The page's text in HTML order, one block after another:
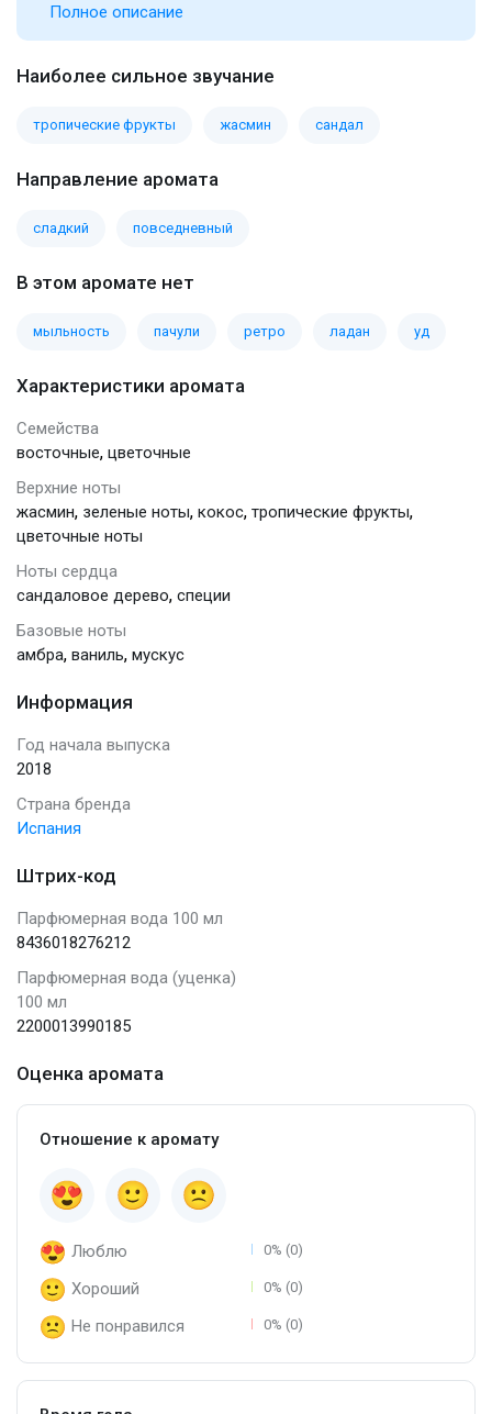
Полное описание
Наиболее сильное звучание
тропические фрукты жасмин сандал
Направление аромата
сладкий повседневный
В этом аромате нет
мыльность пачули ретро ладан уд
Характеристики аромата
Семейства
восточные, цветочные
Верхние ноты
жасмин, зеленые ноты, кокос, тропические фрукты,
цветочные ноты
Ноты сердца
сандаловое дерево, специи
Базовые ноты
амбра, ваниль, мускус
Информация
Год начала выпуска
2018
Страна бренда
Испания
Штрих-код
Парфюмерная вода 100 мл
8436018276212
Парфюмерная вода (уценка)
100 мл
2200013990185
Оценка аромата
Отношение к аромату
Люблю 0% (0)
Хороший 0% (0)
Не понравился 0% (0)